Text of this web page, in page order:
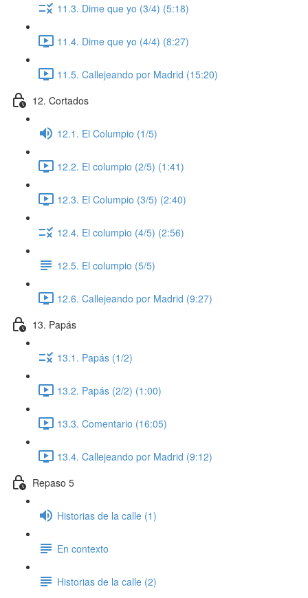
11.3. Dime que yo (3/4) (5:18)
11.4. Dime que yo (4/4) (8:27)
11.5. Callejeando por Madrid (15:20)
12. Cortados
12.1. El Columpio (1/5)
12.2. El columpio (2/5) (1:41)
12.3. El Columpio (3/5) (2:40)
12.4. El columpio (4/5) (2:56)
12.5. El columpio (5/5)
12.6. Callejeando por Madrid (9:27)
13. Papás
13.1. Papás (1/2)
13.2. Papás (2/2) (1:00)
13.3. Comentario (16:05)
13.4. Callejeando por Madrid (9:12)
Repaso 5
Historias de la calle (1)
En contexto
Historias de la calle (2)